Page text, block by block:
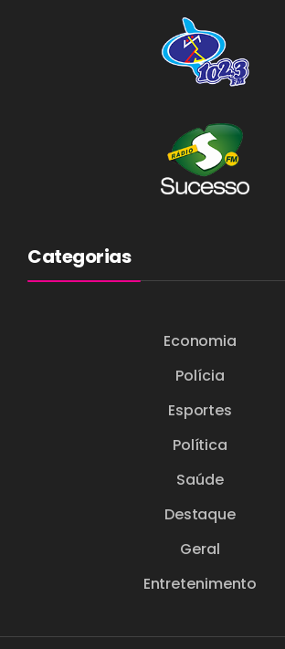
Categorias
Economia
Polícia
Esportes
Política
Saúde
Destaque
Geral
Entretenimento